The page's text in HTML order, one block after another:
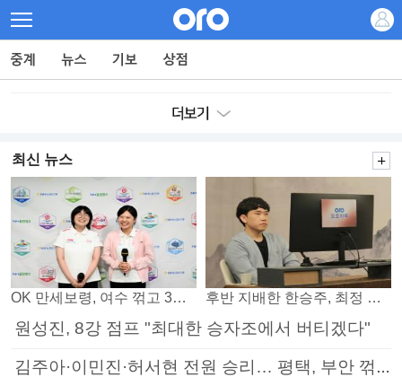
최신 뉴스
OK 만세보령, 여수 꺾고 3연패 탈출 후반 지배한 한승주, 최정 꺾고 8강 진출
원성진, 8강 점프 "최대한 승자조에서 버티겠다"
김주아·이민진·허서현 전원 승리… 평택, 부안 꺾고 5연승